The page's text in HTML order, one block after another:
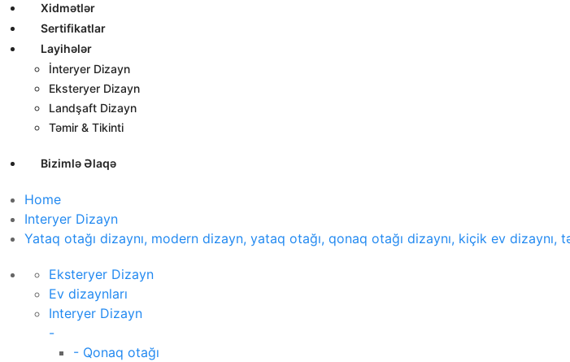
Xidmətlər
Sertifikatlar
Layihələr
İnteryer Dizayn
Eksteryer Dizayn
Landşaft Dizayn
Təmir & Tikinti
Bizimlə Əlaqə
Home
Interyer Dizayn
Yataq otağı dizaynı, modern dizayn, yataq otağı, qonaq otağı dizaynı, kiçik ev
Eksteryer Dizayn
Ev dizaynları
Interyer Dizayn
-
- Qonaq otağı